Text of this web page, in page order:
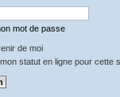
mot de passe
de moi
statut en ligne pour cette